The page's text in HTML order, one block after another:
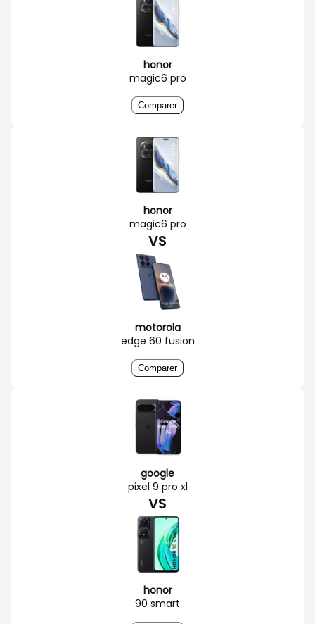
honor
magic6 pro
Comparer
honor
magic6 pro
VS
motorola
edge 60 fusion
Comparer
google
pixel 9 pro xl
VS
honor
90 smart